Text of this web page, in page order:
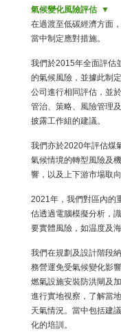
氣候變化風險評估
在過渡至低碳經濟方面
當中制定應對措施。
我們於2015年全面評估
的氣候風險，並據此制
公司進行相同評估，並
管治、策略、風險管理
披露工作組的建議。
我們亦於2020年評估煤
氣候情境的轉型風險及
響，以及上下游市場取向
2021年，我們對區內的
估透過電腦模擬分析，
要實體風險，如温度及
我們在規劃及設計階段
務營運免受氣候變化影
燃氣設施安裝防洪閘及
進行實地視察，了解當
天氣情況。當中包括建
化的培訓。